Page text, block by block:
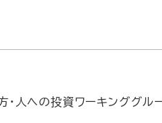
・人への投資ワーキンググル